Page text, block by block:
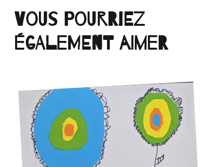
Vous pourriez
également aimer